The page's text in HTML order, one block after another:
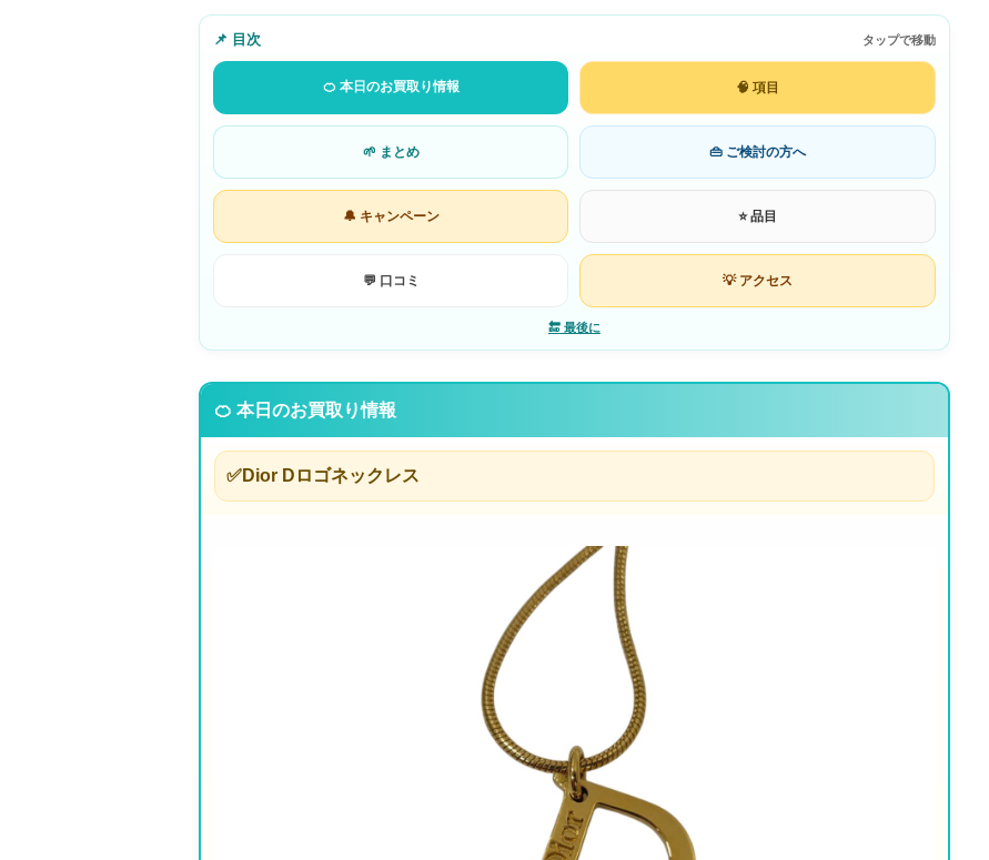
📌 目次 タップで移動
🍊 本日のお買取り情報 🧠 項目
🌱 まとめ 👜 ご検討の方へ
🔔 キャンペーン ⭐ 品目
💬 口コミ 💡 アクセス
🔚 最後に
🍊 本日のお買取り情報
✅Dior Dロゴネックレス